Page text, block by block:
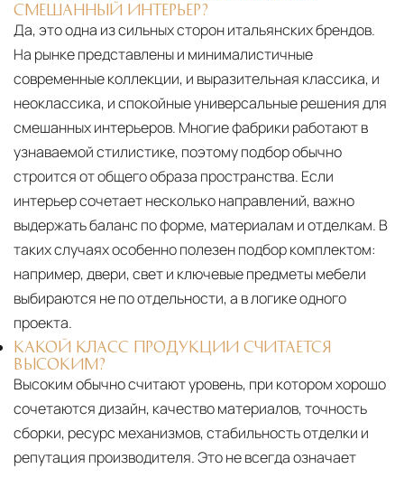
СМЕШАННЫЙ ИНТЕРЬЕР?
Да, это одна из сильных сторон итальянских брендов.
На рынке представлены и минималистичные
современные коллекции, и выразительная классика, и
неоклассика, и спокойные универсальные решения для
смешанных интерьеров. Многие фабрики работают в
узнаваемой стилистике, поэтому подбор обычно
строится от общего образа пространства. Если
интерьер сочетает несколько направлений, важно
выдержать баланс по форме, материалам и отделкам. В
таких случаях особенно полезен подбор комплектом:
например, двери, свет и ключевые предметы мебели
выбираются не по отдельности, а в логике одного
проекта.
КАКОЙ КЛАСС ПРОДУКЦИИ СЧИТАЕТСЯ
ВЫСОКИМ?
Высоким обычно считают уровень, при котором хорошо
сочетаются дизайн, качество материалов, точность
сборки, ресурс механизмов, стабильность отделки и
репутация производителя. Это не всегда означает